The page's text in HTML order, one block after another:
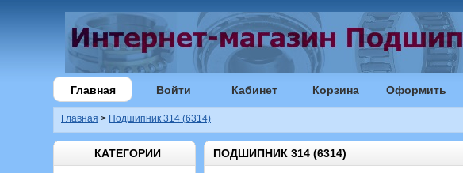
Главная Войти Кабинет Корзина Оформить
Главная > Подшипник 314 (6314)
КАТЕГОРИИ ПОДШИПНИК 314 (6314)